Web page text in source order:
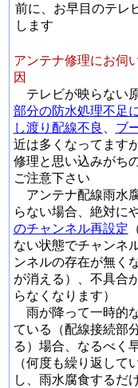
前に、お早目のテレ
します
アンテナ修理にお伺
因
テレビが映らない原
部分の防水処理不足
し渡り配線不良
ブ
近は多くなってます
修理と思い込みがち
ご注意下さい
アンテナ配線雨水
らない場合、絶対に
のチャンネル再設定
ない状態でチャンネ
ンネルの存在が無く
が消える）、不具合
らなくなります）
雨が降って一時的
ている（配線接続部
る）場合、なるべく
（何度も繰り返して
し、雨水腐食するだ